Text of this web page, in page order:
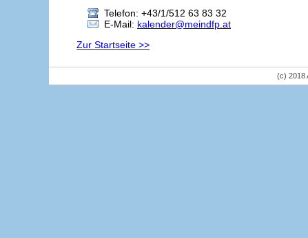
Telefon: +43/1/512 63 83 32
E-Mail: kalender@meindfp.at
Zur Startseite >>
(c) 2018